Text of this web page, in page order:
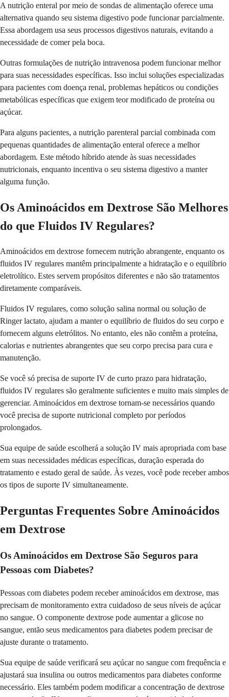
A nutrição enteral por meio de sondas de alimentação oferece uma
alternativa quando seu sistema digestivo pode funcionar parcialmente.
Essa abordagem usa seus processos digestivos naturais, evitando a
necessidade de comer pela boca.
Outras formulações de nutrição intravenosa podem funcionar melhor
para suas necessidades específicas. Isso inclui soluções especializadas
para pacientes com doença renal, problemas hepáticos ou condições
metabólicas específicas que exigem teor modificado de proteína ou
açúcar.
Para alguns pacientes, a nutrição parenteral parcial combinada com
pequenas quantidades de alimentação enteral oferece a melhor
abordagem. Este método híbrido atende às suas necessidades
nutricionais, enquanto incentiva o seu sistema digestivo a manter
alguma função.
Os Aminoácidos em Dextrose São Melhores
do que Fluidos IV Regulares?
Aminoácidos em dextrose fornecem nutrição abrangente, enquanto os
fluidos IV regulares mantêm principalmente a hidratação e o equilíbrio
eletrolítico. Estes servem propósitos diferentes e não são tratamentos
diretamente comparáveis.
Fluidos IV regulares, como solução salina normal ou solução de
Ringer lactato, ajudam a manter o equilíbrio de fluidos do seu corpo e
fornecem alguns eletrólitos. No entanto, eles não contêm a proteína,
calorias e nutrientes abrangentes que seu corpo precisa para cura e
manutenção.
Se você só precisa de suporte IV de curto prazo para hidratação,
fluidos IV regulares são geralmente suficientes e muito mais simples de
gerenciar. Aminoácidos em dextrose tornam-se necessários quando
você precisa de suporte nutricional completo por períodos
prolongados.
Sua equipe de saúde escolherá a solução IV mais apropriada com base
em suas necessidades médicas específicas, duração esperada do
tratamento e estado geral de saúde. Às vezes, você pode receber ambos
os tipos de suporte IV simultaneamente.
Perguntas Frequentes Sobre Aminoácidos
em Dextrose
Os Aminoácidos em Dextrose São Seguros para
Pessoas com Diabetes?
Pessoas com diabetes podem receber aminoácidos em dextrose, mas
precisam de monitoramento extra cuidadoso de seus níveis de açúcar
no sangue. O componente dextrose pode aumentar a glicose no
sangue, então seus medicamentos para diabetes podem precisar de
ajuste durante o tratamento.
Sua equipe de saúde verificará seu açúcar no sangue com frequência e
ajustará sua insulina ou outros medicamentos para diabetes conforme
necessário. Eles também podem modificar a concentração de dextrose